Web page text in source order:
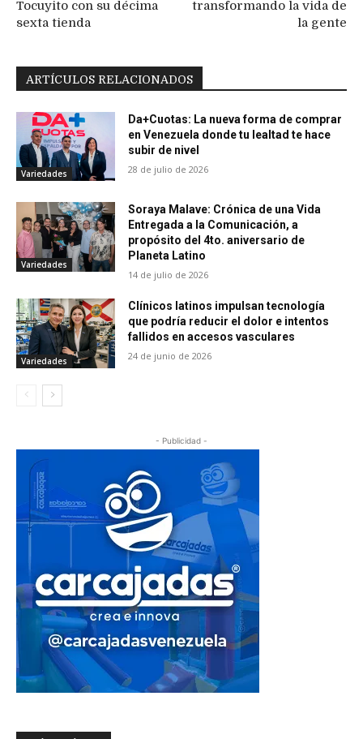
Tocuyito con su décima
sexta tienda
transformando la vida de
la gente
ARTÍCULOS RELACIONADOS
Variedades
Da+Cuotas: La nueva forma de comprar
en Venezuela donde tu lealtad te hace
subir de nivel
28 de julio de 2026
Variedades
Soraya Malave: Crónica de una Vida
Entregada a la Comunicación, a
propósito del 4to. aniversario de
Planeta Latino
14 de julio de 2026
Variedades
Clínicos latinos impulsan tecnología
que podría reducir el dolor e intentos
fallidos en accesos vasculares
24 de junio de 2026
- Publicidad -